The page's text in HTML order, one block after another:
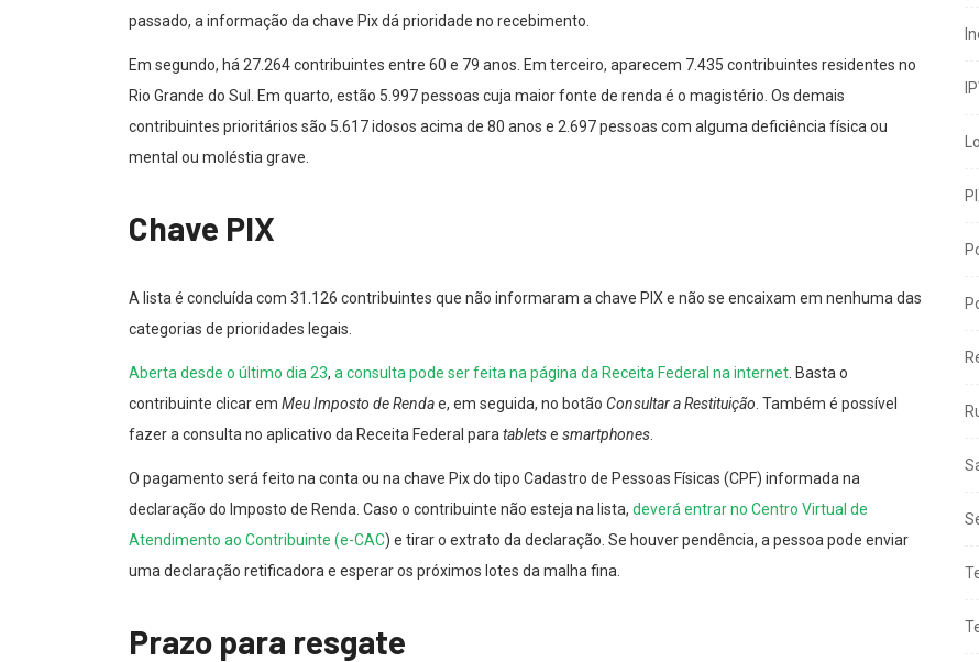
passado, a informação da chave Pix dá prioridade no recebimento.
Em segundo, há 27.264 contribuintes entre 60 e 79 anos. Em terceiro, aparecem 7.435 contribuintes residentes no
Rio Grande do Sul. Em quarto, estão 5.997 pessoas cuja maior fonte de renda é o magistério. Os demais
contribuintes prioritários são 5.617 idosos acima de 80 anos e 2.697 pessoas com alguma deficiência física ou
mental ou moléstia grave.
Chave PIX
A lista é concluída com 31.126 contribuintes que não informaram a chave PIX e não se encaixam em nenhuma das
categorias de prioridades legais.
Aberta desde o último dia 23, a consulta pode ser feita na página da Receita Federal na internet . Basta o
contribuinte clicar em Meu Imposto de Rendae, em seguida, no botão Consultar a Restituição . Também é possível
fazer a consulta no aplicativo da Receita Federal para tabletse smartphones
O pagamento será feito na conta ou na chave Pix do tipo Cadastro de Pessoas Físicas (CPF) informada na
declaração do Imposto de Renda. Caso o contribuinte não esteja na lista, deverá entrar no Centro Virtual de
Atendimento ao Contribuinte (e-CAC) e tirar o extrato da declaração. Se houver pendência, a pessoa pode enviar
uma declaração retificadora e esperar os próximos lotes da malha fina.
Prazo para resgate